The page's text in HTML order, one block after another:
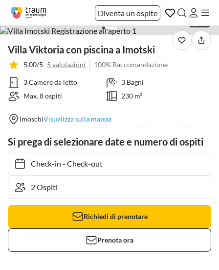
Diventa un ospite
Villa Viktoria con piscina a Imotski
5.00/5 5 valutazioni 100% Raccomandazione
3 Camere da letto
3 Bagni
Max. 8 ospiti
230 m²
ImoschiVisualizza sulla mappa
Si prega di selezionare date e numero di ospiti
Check-in- Check-out
Richiedi di prenotare
Prenota ora